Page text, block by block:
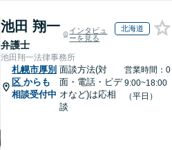
池田 翔一
弁護士
インタビュ
ーを見る
北海道
池田翔一法律事務所
札幌市厚別
区 からも
相談受付中
面談方法(対
面・電話・ビデ
オなど)は応相
談
営業時間：0
9:00~18:00
（平日）